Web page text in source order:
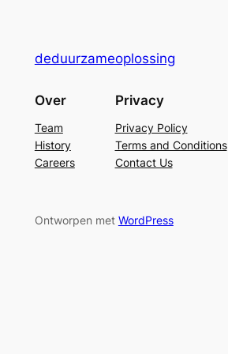
deduurzameoplossing
Over
Team
History
Careers
Privacy
Privacy Policy
Terms and Conditions
Contact Us
Ontworpen met WordPress